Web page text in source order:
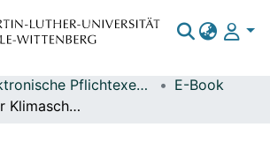
Elektronische Pflichtexemplare
E-Book
Ermittlung der Klimaschutzpotentiale in der Kreislaufwirtschaft für Deutschland und die EU : Teilbericht Deutschland : Abschlussbericht / von Regine Vogt, Noora Harju, Andreas Auberger (ifeu Heidelberg); Winfried Bulach, Cornelia Merz, Günter Dehoust, Hartmut Stahl (Öko-Institut e.V.); Jürgen Gonser, Volker Küchen (ARGUS Berlin); im Auftrag des Umweltbundesamtes ; Herausgeber: Umweltbundesamt ; Durchführung der Studie: Institut für Energie- und Umweltforschung - ifeu ; Redaktion: Fachgebiet III 2.4, Dr. Julia Vogel